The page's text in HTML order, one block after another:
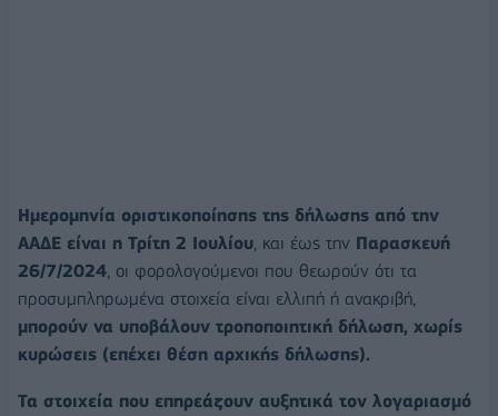
Ημερομηνία οριστικοποίησης της δήλωσης από την
ΑΑΔΕ είναι η Τρίτη 2 Ιουλίου , και έως την Παρασκευή
26/7/2024 , οι φορολογούμενοι που θεωρούν ότι τα
προσυμπληρωμένα στοιχεία είναι ελλιπή ή ανακριβή,
μπορούν να υποβάλουν τροποποιητική δήλωση, χωρίς
κυρώσεις (επέχει θέση αρχικής δήλωσης).
Τα στοιχεία που επηρεάζουν αυξητικά τον λογαριασμό